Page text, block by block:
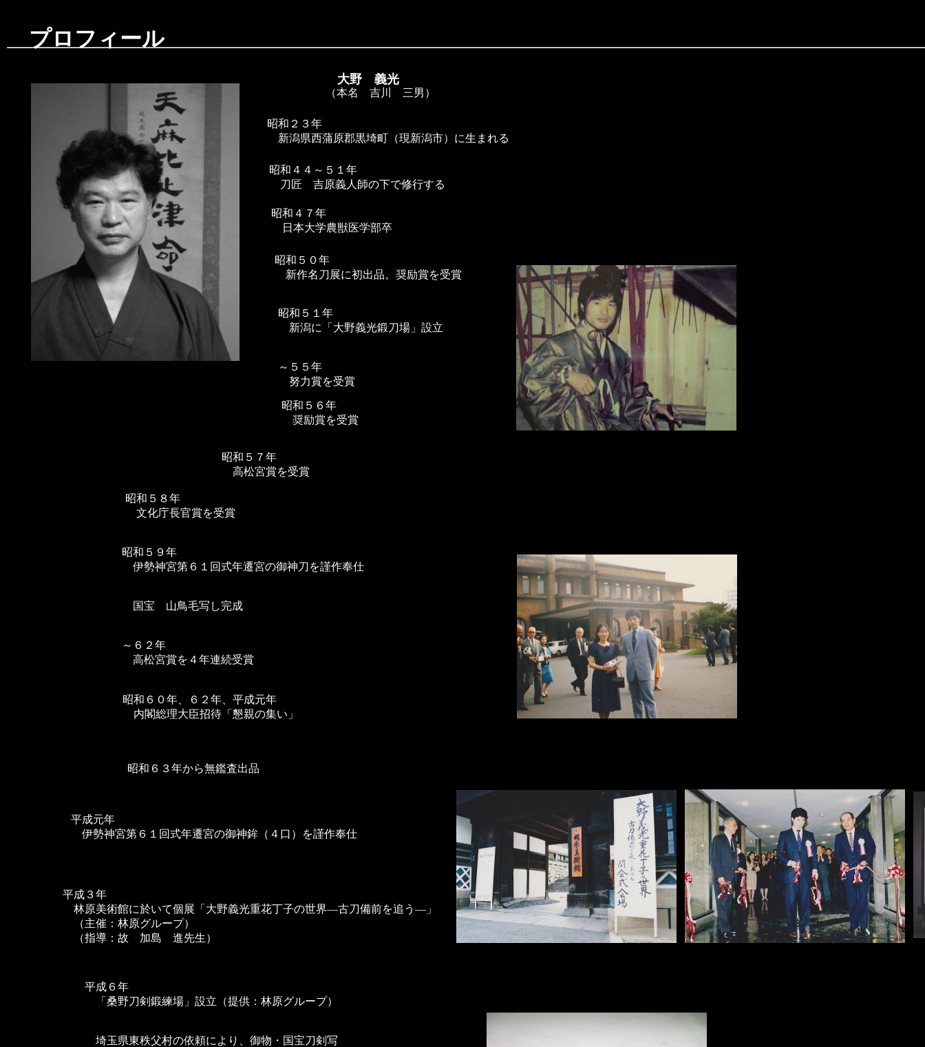
プロフィール
大野 義光
昭和２３年
新潟県西蒲原郡黒埼町（現新潟市）に生まれる
昭和４７年
日本大学農獣医学部卒
昭和４４～５１年
刀匠 吉原義人師の下で修行する
平成元年
伊勢神宮第６１回式年遷宮の御神鉾（４口）を謹作奉仕
昭和６３年から無鑑査出品
昭和５０年
新作名刀展に初出品。奨励賞を受賞
昭和５６年
奨励賞を受賞
昭和５７年
高松宮賞を受賞
昭和５８年
文化庁長官賞を受賞
昭和５９年
伊勢神宮第６１回式年遷宮の御神刀を謹作奉仕
国宝 山鳥毛写し完成
～６２年
高松宮賞を４年連続受賞
平成３年
林原美術館に於いて個展「大野義光重花丁子の世界―古刀備前を追う―」
（主催：林原グループ）
（指導：故 加島 進先生）
昭和５１年
新潟に「大野義光鍛刀場」設立
～５５年
努力賞を受賞
平成６年
「桑野刀剣鍛練場」設立（提供：林原グループ）
埼玉県東秩父村の依頼により、御物・国宝刀剣写
（本名 吉川 三男）
昭和６０年、６２年、平成元年
内閣総理大臣招待「懇親の集い」